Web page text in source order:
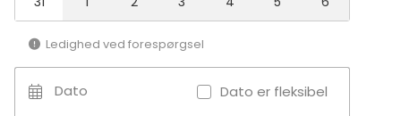
Ledighed ved forespørgsel
Dato Dato er fleksibel